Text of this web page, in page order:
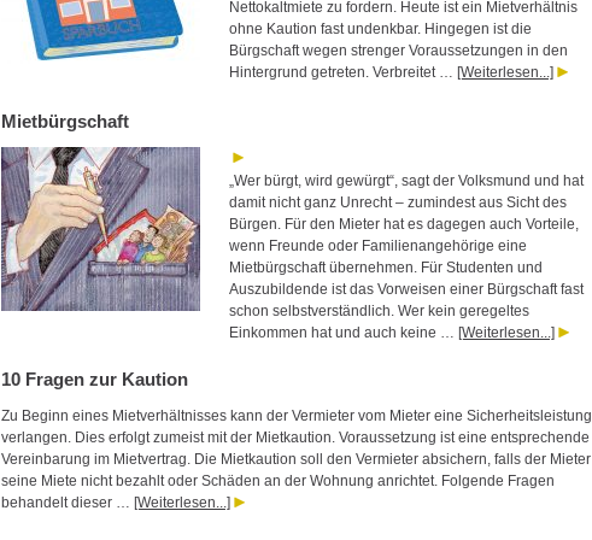
Nettokaltmiete zu fordern. Heute ist ein Mietverhältnis
ohne Kaution fast undenkbar. Hingegen ist die
Bürgschaft wegen strenger Voraussetzungen in den
Hintergrund getreten. Verbreitet … [Weiterlesen...]
Mietbürgschaft
„Wer bürgt, wird gewürgt“, sagt der Volksmund und hat
damit nicht ganz Unrecht – zumindest aus Sicht des
Bürgen. Für den Mieter hat es dagegen auch Vorteile,
wenn Freunde oder Familienangehörige eine
Mietbürgschaft übernehmen. Für Studenten und
Auszubildende ist das Vorweisen einer Bürgschaft fast
schon selbstverständlich. Wer kein geregeltes
Einkommen hat und auch keine … [Weiterlesen...]
10 Fragen zur Kaution
Zu Beginn eines Mietverhältnisses kann der Vermieter vom Mieter eine Sicherheitsleistung
verlangen. Dies erfolgt zumeist mit der Mietkaution. Voraussetzung ist eine entsprechende
Vereinbarung im Mietvertrag. Die Mietkaution soll den Vermieter absichern, falls der Mieter
seine Miete nicht bezahlt oder Schäden an der Wohnung anrichtet. Folgende Fragen
behandelt dieser … [Weiterlesen...]